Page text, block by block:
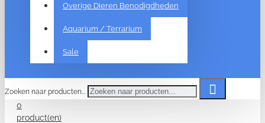
Overige Dieren Benodigdheden
Aquarium / Terrarium
Sale
Zoeken naar producten...
0
product(en)